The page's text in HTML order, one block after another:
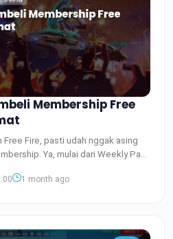
Membership Free
Fire, pasti udah nggak asing
Ya, mulai dari Weekly Pas
1 month ago